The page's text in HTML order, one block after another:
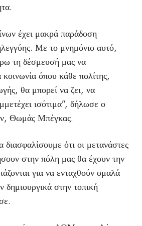
έχει μακρά παράδοση
Με το μνημόνιο αυτό,
τη δέσμευσή μας να
όπου κάθε πολίτης,
θα μπορεί να ζει, να
ισότιμα”, δήλωσε ο
Θωμάς Μπέγκας.
διασφαλίσουμε ότι οι μετανάστες
στην πόλη μας θα έχουν την
για να ενταχθούν ομαλά
δημιουργικά στην τοπική